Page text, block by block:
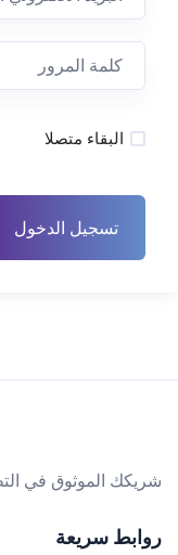
البقاء متصلا
تسجيل الدخول
شريكك الموثوق في
روابط سريعة